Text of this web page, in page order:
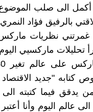
الى صلب الموضوع
بالرفيق فؤاد
غمرتني نظريات
تحليلات ماركسيي
كتابه "جديد
يدقق فيما كتبته
عالم اليوم وأنا